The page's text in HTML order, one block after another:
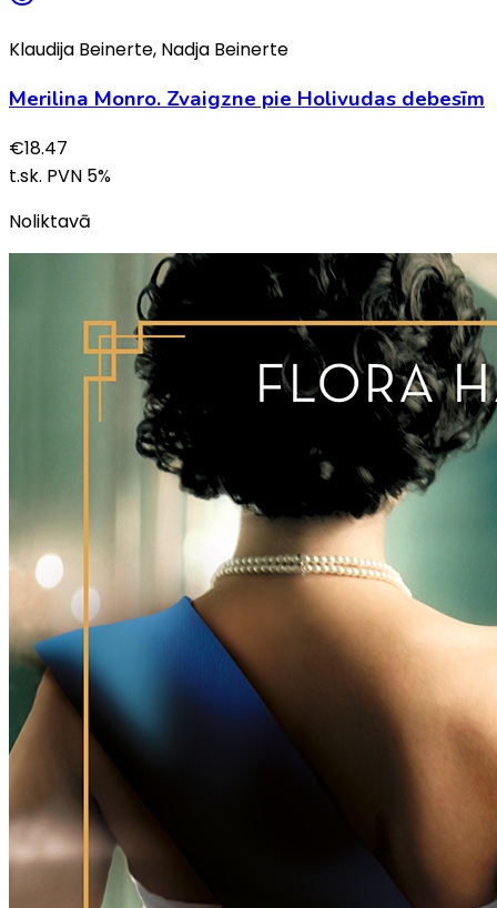
Klaudija Beinerte, Nadja Beinerte
Merilina Monro. Zvaigzne pie Holivudas debesīm
€18.47
t.sk. PVN 5%
Noliktavā